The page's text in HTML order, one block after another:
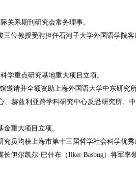
关系期刊研究会常务理事。
三位教授受聘担任石河子大学外国语学院客
学重点研究基地重大项目立项。
邀请并全额资助上海外国语大学中东研
、赫兹利亚跨学科研究中心反恐研究所、
金重大项目立项。
究员均获上海市第十三届哲学社会科学优
长伊尔凯尔· 巴什布（Ilker Basbug）将军率